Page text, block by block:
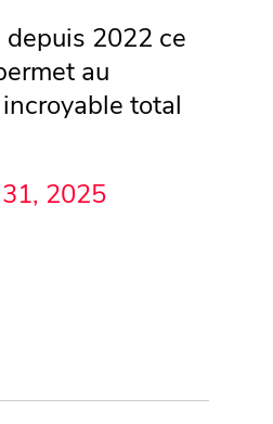
2022 ce
au
total
2025